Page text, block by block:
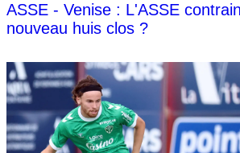
ASSE - Venise : L'ASSE
nouveau huis clos ?